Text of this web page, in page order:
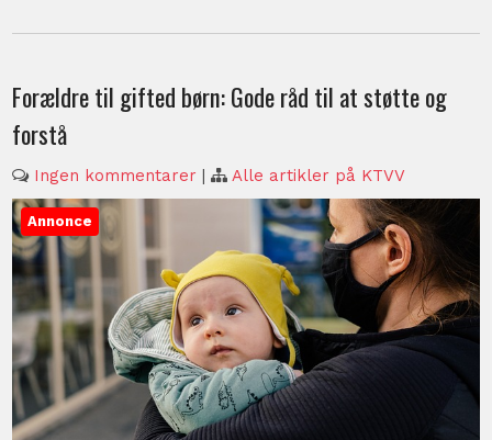
Forældre til gifted børn: Gode råd til at støtte og
forstå
Ingen kommentarer | Alle artikler på KTVV
Annonce